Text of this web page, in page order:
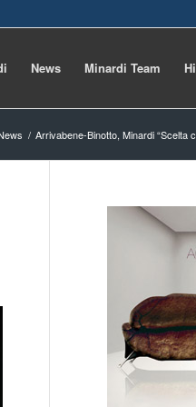
News Minardi Team
/ Arrivabene-Binotto, Minardi “Scelta